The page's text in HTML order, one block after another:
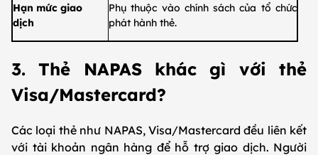
​Hạn mức giao
dịch
​Phụ thuộc vào chính sách của tổ chức
phát hành thẻ.​
3. Thẻ NAPAS khác gì với thẻ
Visa/Mastercard?
Các loại thẻ như NAPAS, Visa/Mastercard đều liên kết
với tài khoản ngân hàng để hỗ trợ giao dịch. Người